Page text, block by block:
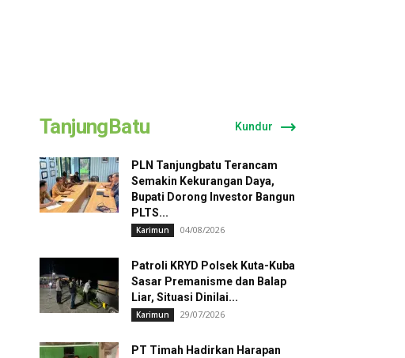
TanjungBatu Kundur
PLN Tanjungbatu Terancam
Semakin Kekurangan Daya,
Bupati Dorong Investor Bangun
PLTS...
Karimun 04/08/2026
Patroli KRYD Polsek Kuta-Kuba
Sasar Premanisme dan Balap
Liar, Situasi Dinilai...
Karimun 29/07/2026
PT Timah Hadirkan Harapan